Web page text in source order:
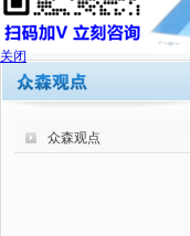
众森观点
关闭